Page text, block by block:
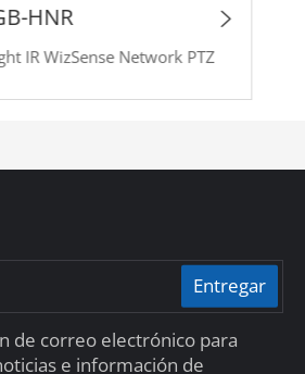
HNR
IR WizSense Network PTZ
Entregar
de correo electrónico para
e información de